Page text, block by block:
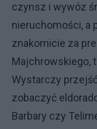
czynsz i wywóz
nieruchomości, a
znakomicie za
Majchrowskiego,
Wystarczy
zobaczyć
Barbary czy